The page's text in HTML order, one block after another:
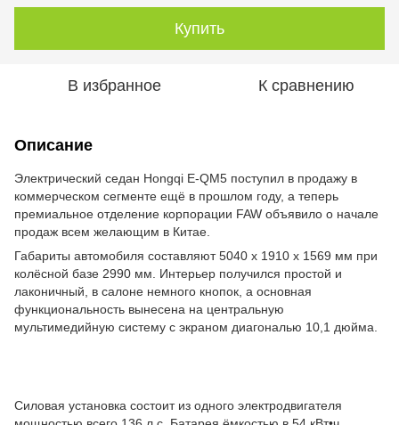
Купить
В избранное К сравнению
Описание
Электрический седан Hongqi E-QM5 поступил в продажу в
коммерческом сегменте ещё в прошлом году, а теперь
премиальное отделение корпорации FAW объявило о начале
продаж всем желающим в Китае.
Габариты автомобиля составляют 5040 х 1910 х 1569 мм при
колёсной базе 2990 мм. Интерьер получился простой и
лаконичный, в салоне немного кнопок, а основная
функциональность вынесена на центральную
мультимедийную систему с экраном диагональю 10,1 дюйма.
Силовая установка состоит из одного электродвигателя